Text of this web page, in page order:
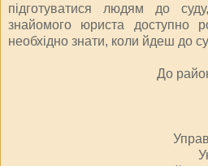
підготуватися людям до
знайомого юриста доступно
необхідно знати, коли йдеш до
До